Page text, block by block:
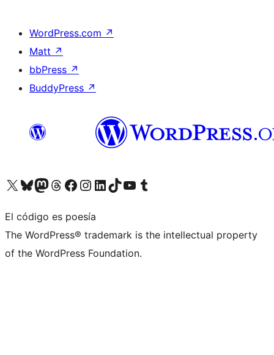
WordPress.com ↗
Matt ↗
bbPress ↗
BuddyPress ↗
Visita nuestra cuenta de X (anteriormente Twitter)
Visita nuestra cuenta de Bluesky
Visita nuestra cuenta de Mastodon
Visita nuestra cuenta de Threads
Visita nuestra página de Facebook
Visita nuestra cuenta de Instagram
Visita nuestra cuenta de LinkedIn
Visita nuestra cuenta de TikTok
Visita nuestro canal de YouTube
Visita nuestra cuenta de Tumblr
El código es poesía
The WordPress® trademark is the intellectual property
of the WordPress Foundation.